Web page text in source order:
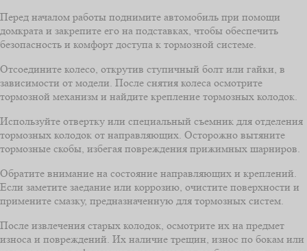
Перед началом работы поднимите автомобиль при помощи
домкрата и закрепите его на подставках, чтобы обеспечить
безопасность и комфорт доступа к тормозной системе.
Отсоедините колесо, открутив ступичный болт или гайки, в
зависимости от модели. После снятия колеса осмотрите
тормозной механизм и найдите крепление тормозных колодок.
Используйте отвертку или специальный съемник для отделения
тормозных колодок от направляющих. Осторожно вытяните
тормозные скобы, избегая повреждения прижимных шарниров.
Обратите внимание на состояние направляющих и креплений.
Если заметите заедание или коррозию, очистите поверхности и
примените смазку, предназначенную для тормозных систем.
После извлечения старых колодок, осмотрите их на предмет
износа и повреждений. Их наличие трещин, износ по бокам или